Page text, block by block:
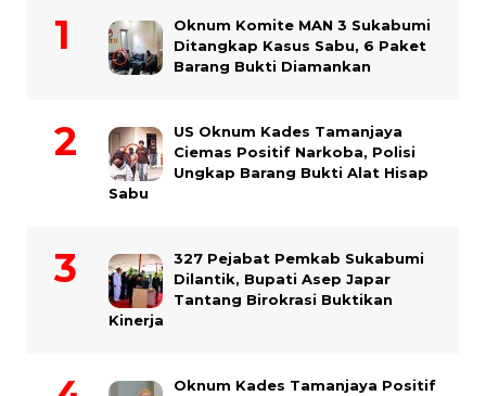
Oknum Komite MAN 3 Sukabumi
Ditangkap Kasus Sabu, 6 Paket
Barang Bukti Diamankan
US Oknum Kades Tamanjaya
Ciemas Positif Narkoba, Polisi
Ungkap Barang Bukti Alat Hisap
Sabu
327 Pejabat Pemkab Sukabumi
Dilantik, Bupati Asep Japar
Tantang Birokrasi Buktikan
Kinerja
Oknum Kades Tamanjaya Positif